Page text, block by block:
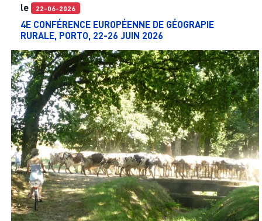
le 22-06-2026
4E CONFÉRENCE EUROPÉENNE DE GÉOGRAPIE
RURALE, PORTO, 22-26 JUIN 2026